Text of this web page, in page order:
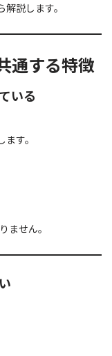
説します。
通する特徴
いる
す。
ません。